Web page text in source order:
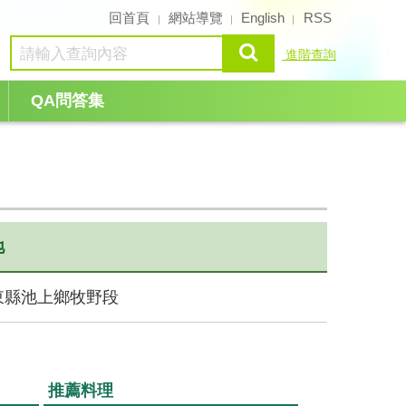
回首頁 網站導覽 English RSS
查詢 進階查詢
QA問答集
縣池上鄉牧野段
推薦料理